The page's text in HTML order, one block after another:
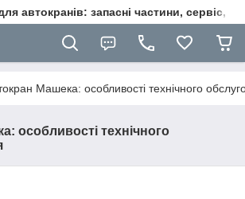
автокранів: запасні частини, сервіс,
Машека: особливості технічного
особливості технічного